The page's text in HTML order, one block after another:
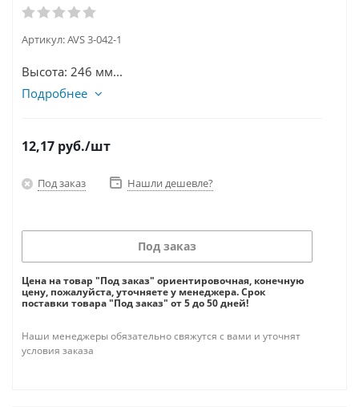
Артикул:AVS 3-042-1
Высота: 246 мм...
Подробнее
12,17 руб./шт
Под заказ Нашли дешевле?
Под заказ
Цена на товар "Под заказ" ориентировочная, конечную
цену, пожалуйста, уточняете у менеджера. Срок
поставки товара "Под заказ" от 5 до 50 дней!
Наши менеджеры обязательно свяжутся с вами и уточнят
условия заказа